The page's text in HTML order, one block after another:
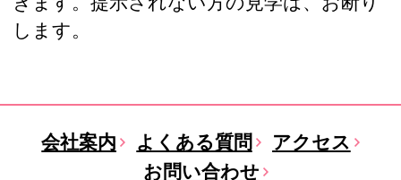
します。
会社案内 よくある質問
アクセス
お問い合わせ